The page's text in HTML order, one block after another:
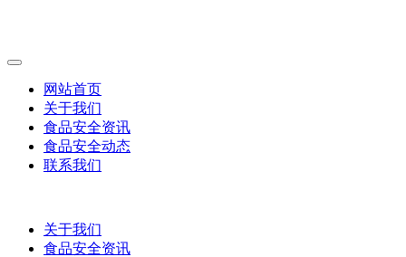
网站首页
关于我们
食品安全资讯
食品安全动态
联系我们
关于我们
食品安全资讯